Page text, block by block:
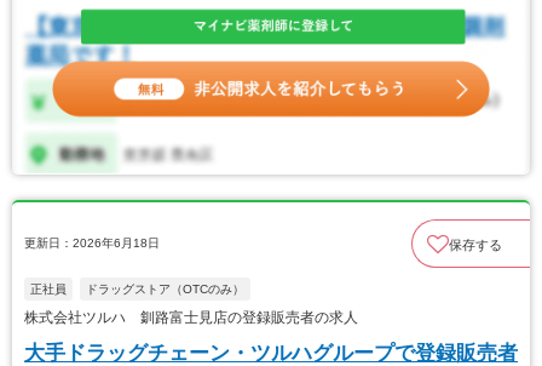
更新日：2026年6月18日 保存する
正社員 ドラッグストア（OTCのみ）
株式会社ツルハ 釧路富士見店の登録販売者の求人
大手ドラッグチェーン・ツルハグループで登録販売者